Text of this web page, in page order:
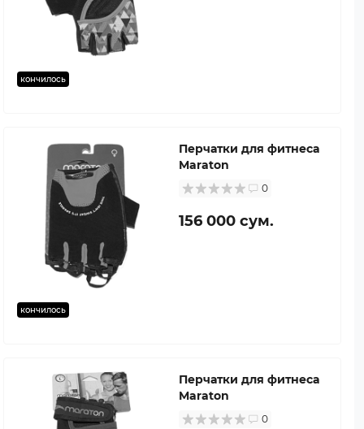
кончилось
кончилось
Перчатки для фитнеса
Maraton
0
156 000 сум.
Перчатки для фитнеса
Maraton
0